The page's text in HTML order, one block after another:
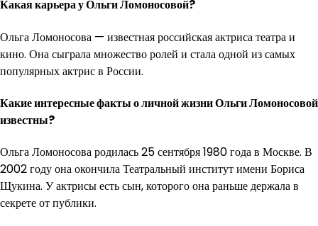
Какая карьера у Ольги Ломоносовой?
Ольга Ломоносова — известная российская актриса театра и
кино. Она сыграла множество ролей и стала одной из самых
популярных актрис в России.
Какие интересные факты о личной жизни Ольги Ломоносовой
известны?
Ольга Ломоносова родилась 25 сентября 1980 года в Москве. В
2002 году она окончила Театральный институт имени Бориса
Щукина. У актрисы есть сын, которого она раньше держала в
секрете от публики.